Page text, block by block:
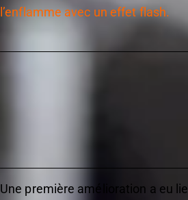
l’enflamme avec un effet flash.
Une première amélioration a eu